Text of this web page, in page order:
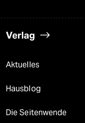
Verlag
Aktuelles
Hausblog
Die Seitenwende